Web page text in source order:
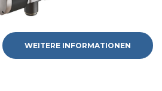
WEITERE INFORMATIONEN